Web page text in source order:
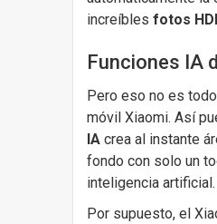
increíbles fotos
Funciones IA
Pero eso no es
móvil Xiaomi. Así
IAcrea al instante
fondo con solo un
inteligencia artificial.
Por supuesto, el